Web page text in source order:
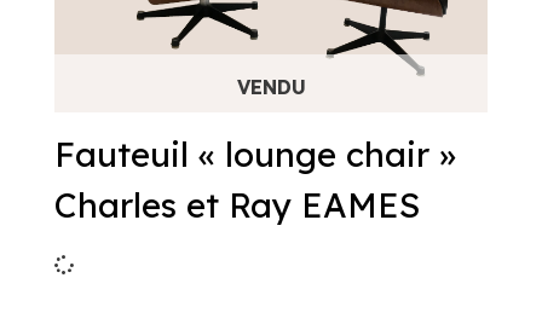
Fauteuil « lounge chair »
Charles et Ray EAMES